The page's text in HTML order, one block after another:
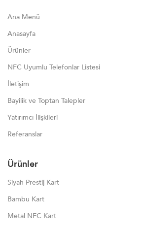
Ana Menü
Anasayfa
Ürünler
NFC Uyumlu Telefonlar Listesi
İletişim
Bayilik ve Toptan Talepler
Yatırımcı İlişkileri
Referanslar
Ürünler
Siyah Prestij Kart
Bambu Kart
Metal NFC Kart